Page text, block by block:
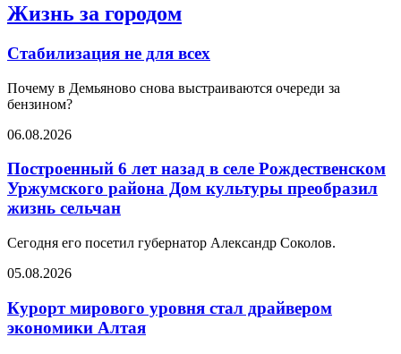
Жизнь за городом
Стабилизация не для всех
Почему в Демьяново снова выстраиваются очереди за
бензином?
06.08.2026
Построенный 6 лет назад в селе Рождественском
Уржумского района Дом культуры преобразил
жизнь сельчан
Сегодня его посетил губернатор Александр Соколов.
05.08.2026
Курорт мирового уровня стал драйвером
экономики Алтая